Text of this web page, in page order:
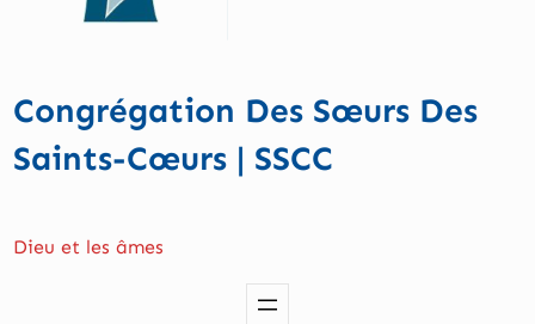
Congrégation Des Sœurs Des
Saints-Cœurs | SSCC
Dieu et les âmes